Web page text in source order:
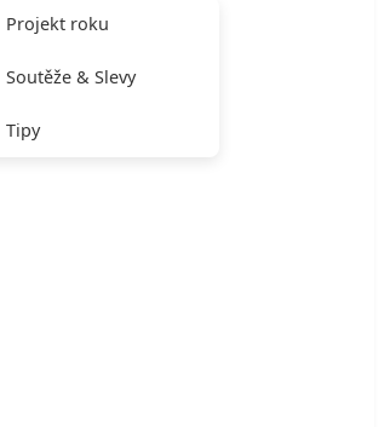
Projekt roku
Soutěže & Slevy
Tipy